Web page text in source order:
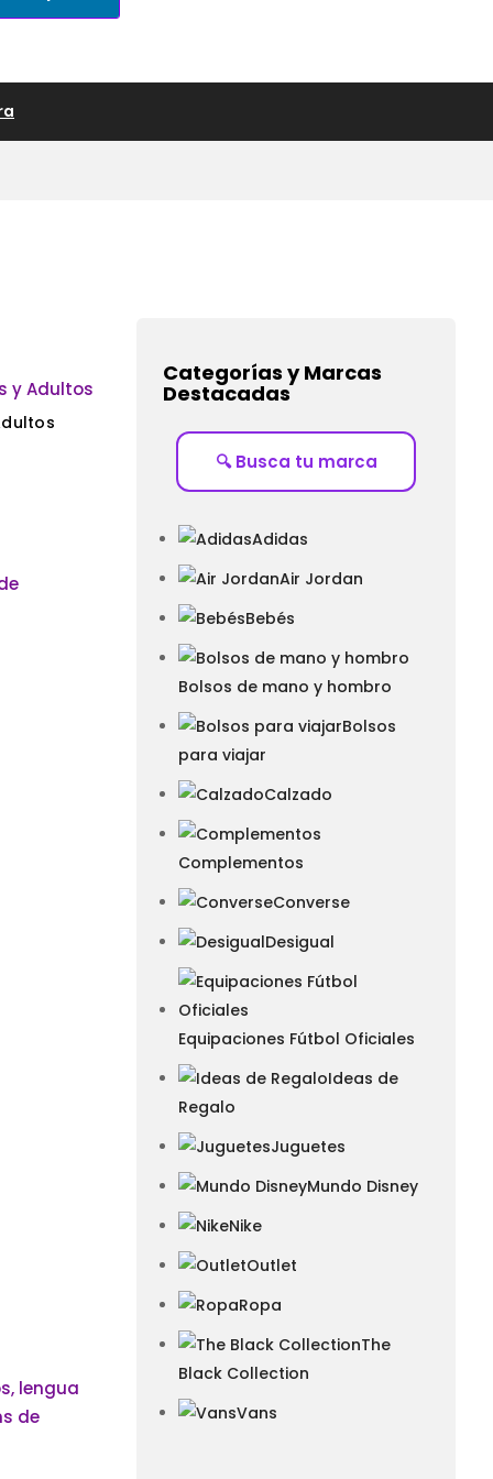
Categorías y Marcas
Destacadas
Adidas
Air Jordan
Bebés
Bolsos de mano y hombro
Bolsos
para viajar
Calzado
Complementos
Converse
Desigual
Equipaciones Fútbol Oficiales
Ideas de
Regalo
Juguetes
Mundo Disney
Nike
Outlet
Ropa
The
Black Collection
Vans